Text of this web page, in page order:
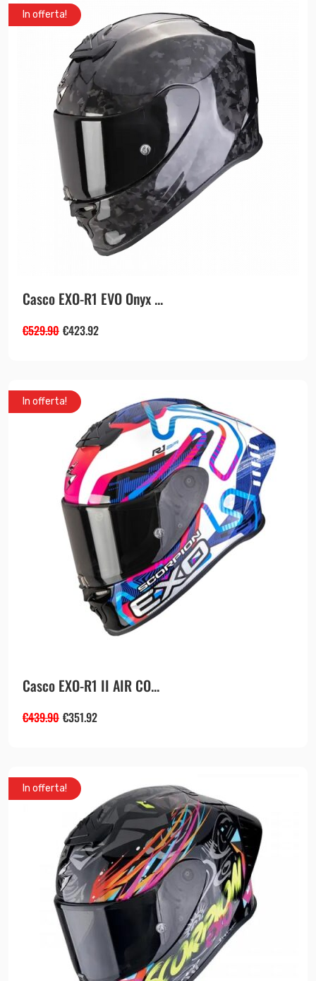
In offerta!
Casco EXO-R1 EVO Onyx ...
€529.90 €423.92
In offerta!
Casco EXO-R1 II AIR CO...
€439.90 €351.92
In offerta!